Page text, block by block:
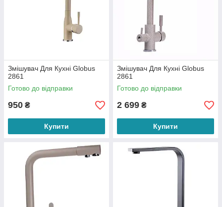
Змішувач Для Кухні Globus
2861
Готово до відправки
950 ₴
Купити
Змішувач Для Кухні Globus
2861
Готово до відправки
2 699 ₴
Купити